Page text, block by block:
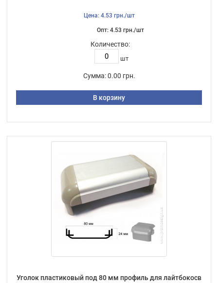
Цена: 4.53 грн./шт
Опт: 4.53 грн./шт
Количество:
шт
Сумма: 0.00 грн.
В корзину
Уголок пластиковый под 80 мм профиль для лайтбокосв